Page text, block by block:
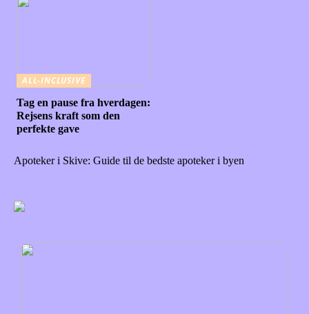
ALL-INCLUSIVE
Tag en pause fra hverdagen:
Rejsens kraft som den
perfekte gave
Apoteker i Skive: Guide til de bedste apoteker i byen